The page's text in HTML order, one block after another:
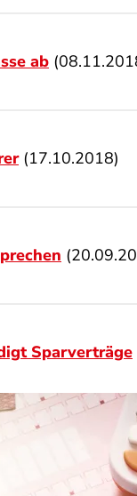
ab
(17.10.2018)
Sparverträge